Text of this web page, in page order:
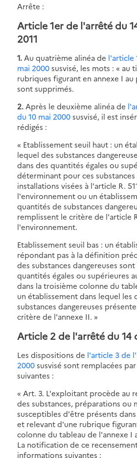
Arrête :
Article 1er de l'arrêté du
2011
1. Au quatrième alinéa de l'article
mai 2000susvisé, les mots : « au
rubriques figurant en annexe I au
sont supprimés.
2. Après le deuxième alinéa de
du 10 mai 2000susvisé, il est
rédigés :
« Etablissement seuil haut : un
lequel des substances
dans des quantités égales ou
déterminant pour ces substances
installations visées à l'article R.
l'environnement ou un
quantités de substances
remplissent le critère de l'article
l'environnement.
Etablissement seuil bas : un
répondant pas à la définition
des substances dangereuses
quantités égales ou supérieures
dans la troisième colonne du
un établissement dans lequel les
substances dangereuses
critère de l'annexe II. »
Article 2 de l'arrêté du 14
Les dispositions de l'article 3 de
2000susvisé sont remplacées
suivantes :
« Art. 3. L'exploitant procède au
des substances, préparations ou
susceptibles d'être présents
et relevant d'une rubrique
colonne du tableau de l'annexe I
La notification de ce
informations suivantes :